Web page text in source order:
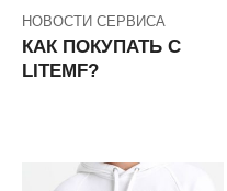
НОВОСТИ СЕРВИСА
КАК ПОКУПАТЬ С
LITEMF?